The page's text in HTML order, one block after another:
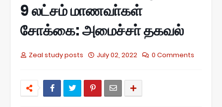
9 லட்சம் மாணவா்கள்
சோக்கை: அமைச்சா் தகவல்
Zeal study posts July 02, 2022 0 Comments